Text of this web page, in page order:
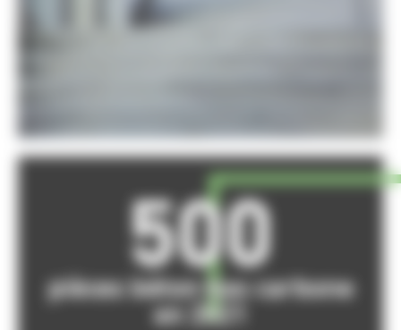
500
pièces béton bas carbone
en 2021